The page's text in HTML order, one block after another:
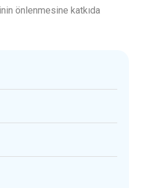
önlenmesine katkıda